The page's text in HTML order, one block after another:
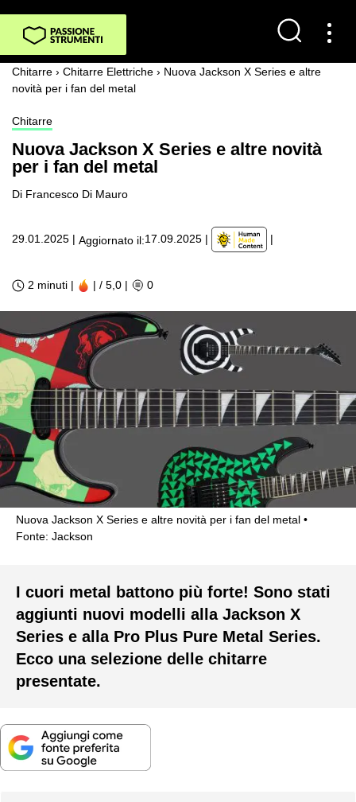
Chitarre › Chitarre Elettriche › Nuova Jackson X Series e altre
novità per i fan del metal
Chitarre
Nuova Jackson X Series e altre novità
per i fan del metal
Di Francesco Di Mauro
29.01.2025 | Aggiornato il:17.09.2025 | |
2 minuti | | / 5,0 | 0
Nuova Jackson X Series e altre novità per i fan del metal
Fonte: Jackson
I cuori metal battono più forte! Sono stati
aggiunti nuovi modelli alla Jackson X
Series e alla Pro Plus Pure Metal Series.
Ecco una selezione delle chitarre
presentate.